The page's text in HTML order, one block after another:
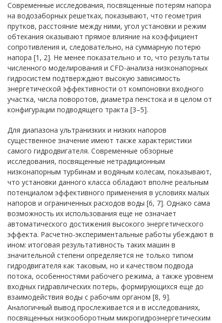
Современные исследования, посвященные потерям напора
на водозаборных решетках, показывают, что геометрия
прутков, расстояние между ними, угол установки и режим
обтекания оказывают прямое влияние на коэффициент
сопротивления и, следовательно, на суммарную потерю
напора [1, 2]. Не менее показательно и то, что результаты
численного моделирования и CFD-анализа низконапорных
гидросистем подтверждают высокую зависимость
энергетической эффективности от компоновки входного
участка, числа поворотов, диаметра пенстока и в целом от
конфигурации подводящего тракта [3–5].
Для диапазона ультранизких и низких напоров
существенное значение имеют также характеристики
самого гидродвигателя. Современные обзорные
исследования, посвященные нетрадиционным
низконапорным турбинам и водяным колесам, показывают,
что установки данного класса обладают вполне реальным
потенциалом эффективного применения в условиях малых
напоров и ограниченных расходов воды [6, 7]. Однако сама
возможность их использования еще не означает
автоматического достижения высокого энергетического
эффекта. Расчетно-экспериментальные работы убеждают в
ином: итоговая результативность таких машин в
значительной степени определяется не только типом
гидродвигателя как таковым, но и качеством подвода
потока, особенностями рабочего режима, а также уровнем
входных гидравлических потерь, формирующихся еще до
взаимодействия воды с рабочим органом [8, 9].
Аналогичный вывод прослеживается и в исследованиях,
посвященных низкооборотным микрогидроэнергетическим